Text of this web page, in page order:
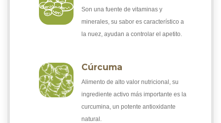
Son una fuente de vitaminas y
minerales, su sabor es característico a
la nuez, ayudan a controlar el apetito.
Cúrcuma
Alimento de alto valor nutricional, su
ingrediente activo más importante es la
curcumina, un potente antioxidante
natural.